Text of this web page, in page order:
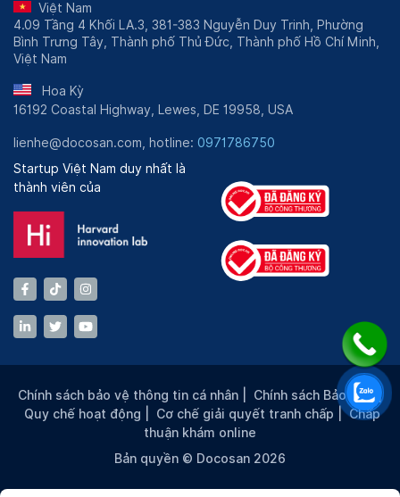
Việt Nam
4.09 Tầng 4 Khối LA.3, 381-383 Nguyễn Duy Trinh, Phường
Bình Trưng Tây, Thành phố Thủ Đức, Thành phố Hồ Chí Minh,
Việt Nam
Hoa Kỳ
16192 Coastal Highway, Lewes, DE 19958, USA
lienhe@docosan.com, hotline: 0971786750
Startup Việt Nam duy nhất là
thành viên của
Chính sách bảo vệ thông tin cá nhân Chính sách Bảo mật |
Quy chế hoạt động
Cơ chế giải quyết tranh chấp |Chấp
thuận khám online
Bản quyền © Docosan 2026